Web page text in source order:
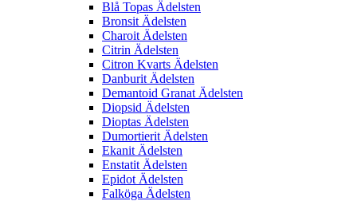
Blå Topas Ädelsten
Bronsit Ädelsten
Charoit Ädelsten
Citrin Ädelsten
Citron Kvarts Ädelsten
Danburit Ädelsten
Demantoid Granat Ädelsten
Diopsid Ädelsten
Dioptas Ädelsten
Dumortierit Ädelsten
Ekanit Ädelsten
Enstatit Ädelsten
Epidot Ädelsten
Falköga Ädelsten